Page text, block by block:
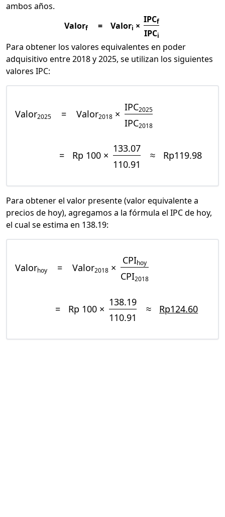
ambos años.
Valorf = Valori ×
IPCf
IPCi
Para obtener los valores equivalentes en poder
adquisitivo entre 2018 y 2025, se utilizan los siguientes
valores IPC:
Valor2025 = Valor2018 ×
IPC2025
IPC2018
= Rp 100 ×
133.07
110.91
≈ Rp119.98
Para obtener el valor presente (valor equivalente a
precios de hoy), agregamos a la fórmula el IPC de hoy,
el cual se estima en 138.19:
Valorhoy = Valor2018 ×
CPIhoy
CPI2018
= Rp 100 ×
138.19
110.91
≈ Rp124.60